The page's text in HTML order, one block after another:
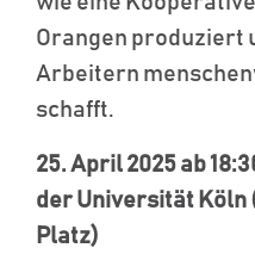
Orangen produziert
Arbeitern
schafft.
25. April 2025 ab
der Universität
Platz)